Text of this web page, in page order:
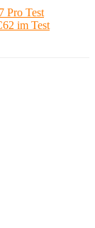
Pro Test
im Test